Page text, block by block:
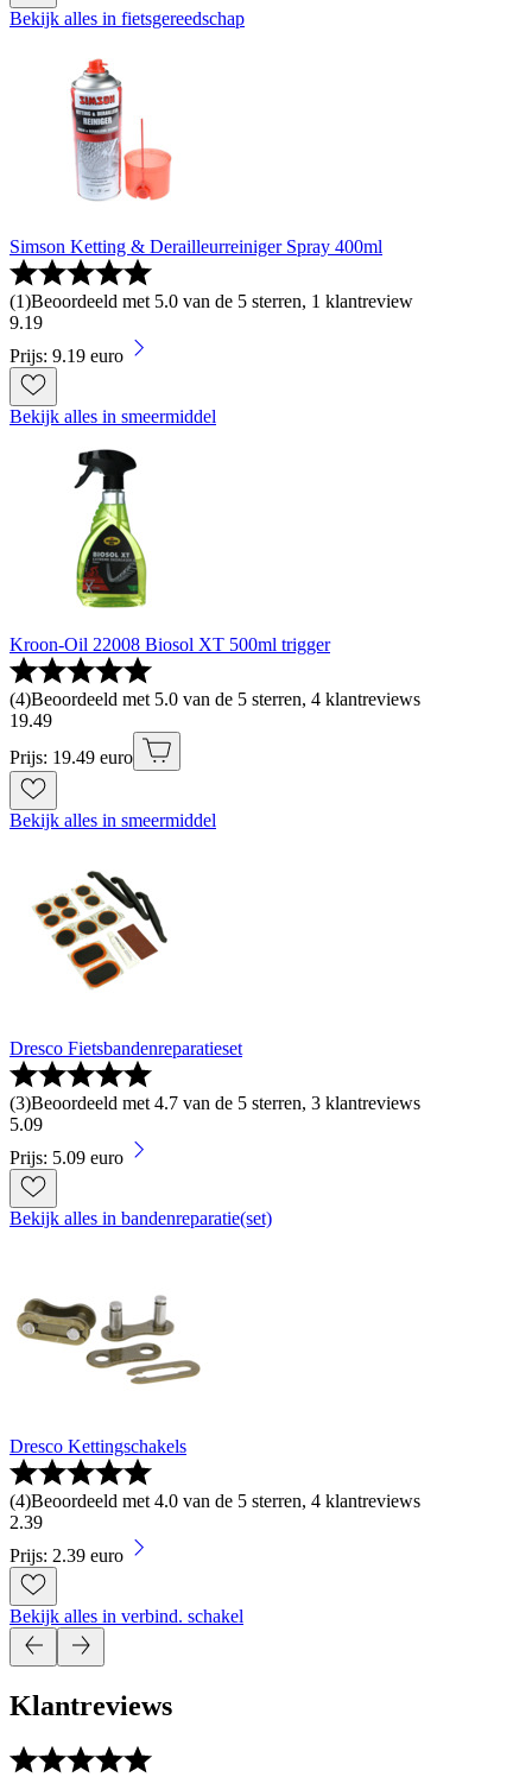
Bekijk alles in fietsgereedschap
Simson Ketting & Derailleurreiniger Spray 400ml
(1)Beoordeeld met 5.0 van de 5 sterren, 1 klantreview
9.19
Prijs: 9.19 euro
Bekijk alles in smeermiddel
Kroon-Oil 22008 Biosol XT 500ml trigger
(4)Beoordeeld met 5.0 van de 5 sterren, 4 klantreviews
19.49
Prijs: 19.49 euro
Bekijk alles in smeermiddel
Dresco Fietsbandenreparatieset
(3)Beoordeeld met 4.7 van de 5 sterren, 3 klantreviews
5.09
Prijs: 5.09 euro
Bekijk alles in bandenreparatie(set)
Dresco Kettingschakels
(4)Beoordeeld met 4.0 van de 5 sterren, 4 klantreviews
2.39
Prijs: 2.39 euro
Bekijk alles in verbind. schakel
Klantreviews